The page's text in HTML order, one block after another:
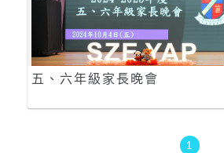
五、六年級家長晚會
1